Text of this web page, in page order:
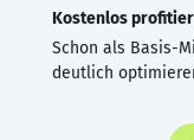
Kostenlos
Schon als Basis-
deutlich